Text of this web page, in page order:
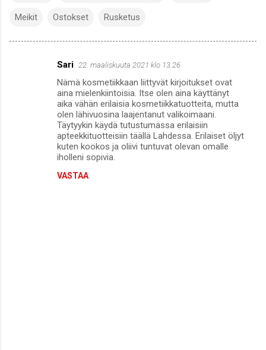
Meikit Ostokset Rusketus
Sari 22. maaliskuuta 2021 klo 13.26
Nämä kosmetiikkaan liittyvät kirjoitukset ovat
aina mielenkiintoisia. Itse olen aina käyttänyt
aika vähän erilaisia kosmetiikkatuotteita, mutta
olen lähivuosina laajentanut valikoimaani.
Täytyykin käydä tutustumassa erilaisiin
apteekkituotteisiin täällä Lahdessa. Erilaiset öljyt
kuten kookos ja oliivi tuntuvat olevan omalle
iholleni sopivia.
VASTAA